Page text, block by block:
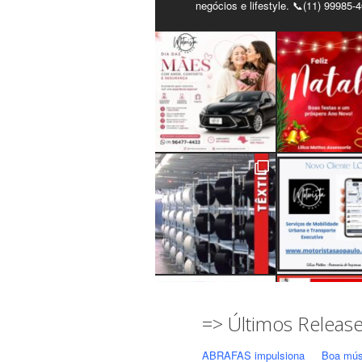
negócios e lifestyle. 📞(11) 99985-
=> Últimos
ABRAFAS impulsiona
Boa